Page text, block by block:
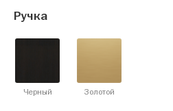
Ручка
Черный Золотой